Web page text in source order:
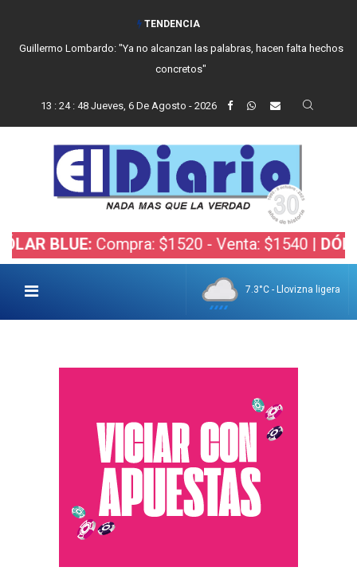
TENDENCIA
Guillermo Lombardo: "Ya no alcanzan las palabras, hacen falta hechos
concretos"
13 : 24: 49 Jueves, 6 De Agosto - 2026
Compra: $1520 - Venta: $1540 |DÓLAR
7.3°C - Llovizna ligera